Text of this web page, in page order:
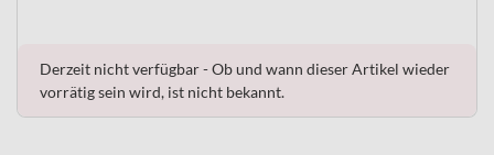
Derzeit nicht verfügbar - Ob und wann dieser Artikel wieder
vorrätig sein wird, ist nicht bekannt.